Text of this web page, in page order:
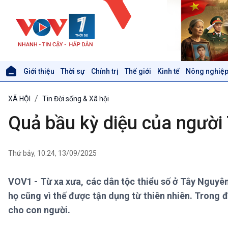
Giới thiệu Thời sự Chính trị Thế giới Kinh tế Nông
Thời sự 12h
Thời sự 18h
Xã hội
XÃ HỘI Tin Đời sống & Xã hội
Quả bầu kỳ diệu của người
Thứ bảy, 10:24, 13/09/2025
VOV1 - Từ xa xưa, các dân tộc thiểu số ở Tây
họ cũng vì thế được tận dụng từ thiên nhiên. Trong
cho con người.